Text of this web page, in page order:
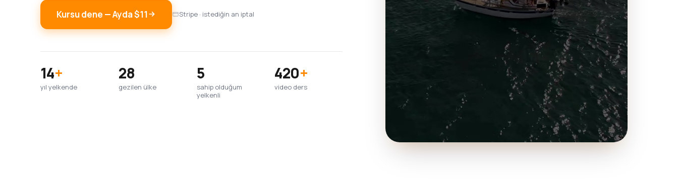
Kursu dene — Ayda $11 Stripe · istediğin an iptal
14+
yıl yelkende
28
gezilen ülke
5
sahip olduğum
yelkenli
420+
video ders